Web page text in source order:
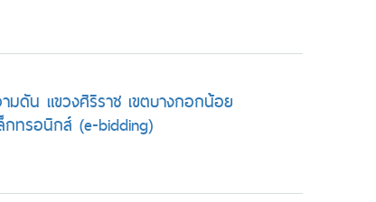
มดัน แขวงศิริราช เขตบางกอกน้อย
กทรอนิกส์ (e-bidding)